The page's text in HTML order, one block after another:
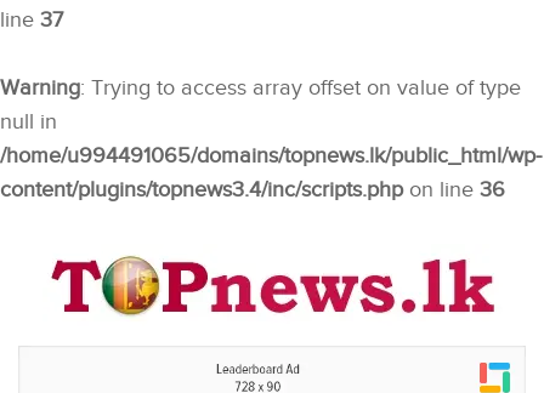
line 37
Warning: Trying to access array offset on value of type
null in
/home/u994491065/domains/topnews.lk/public_html/wp-
content/plugins/topnews3.4/inc/scripts.phpon line 36